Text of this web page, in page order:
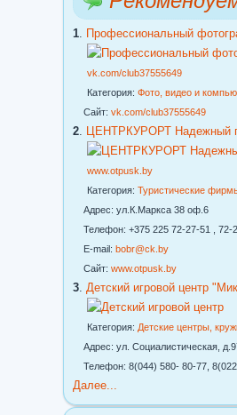
1. Профессиональный
vk.com/club37555649
Категория: Фото, видео и
Сайт: vk.com/club37555649
2. ЦЕНТРКУРОРТ Надежный
www.otpusk.by
Категория: Туристические
Адрес: ул.К.Маркса 38 оф.6
Телефон: +375 225 72-27-51 , 72-
E-mail: bobr@ck.by
Сайт: www.otpusk.by
3. Детский игровой центр
Категория: Детские центры,
Адрес: ул. Социалистическая,
Телефон: 8(044) 580- 80-77,
Далее...